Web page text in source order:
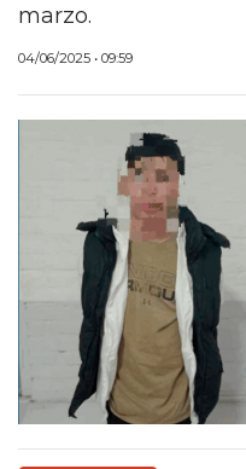
PROVINCIA
PAIS
ECONOMÍA Y
ULTIMAS NOTICIAS
TEMAS DESTACADOS
TECNOLOGÍA
SERVICIOS
PRONÓSTICO
marzo.
04/06/2025 • 09:59